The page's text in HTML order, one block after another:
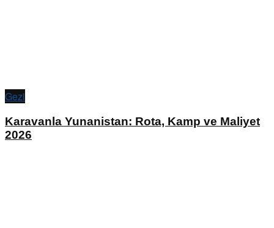
Gezi
Karavanla Yunanistan: Rota, Kamp ve Maliyet
2026